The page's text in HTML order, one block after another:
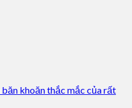
băn khoăn thắc mắc của rất